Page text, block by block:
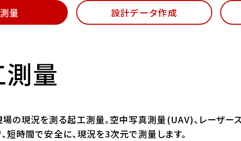
量 設計データ作成
量
場の現況を測る起工測量。空中写真測量(UAV)、レーザー
短時間で安全に、現況を3次元で測量します。